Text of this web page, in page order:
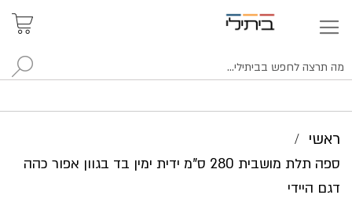
ראשי
ספה תלת מושבית 280 ס"מ ידית ימין בד בגוון אפור כהה
דגם היידי